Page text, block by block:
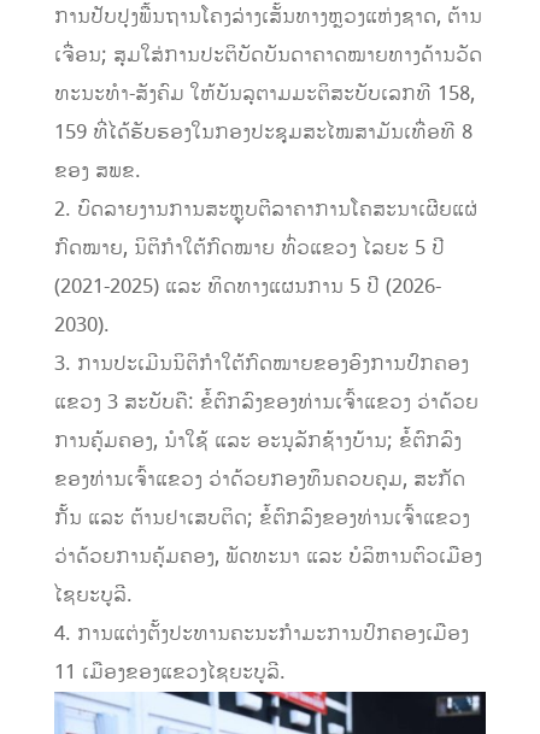
ການປັບປຸງພື້ນຖານໂຄງລ່າງເສັ້ນທາງຫຼວງແຫ່ງຊາດ, ຕ້ານ
ເຈື່ອນ; ສຸມໃສ່ການປະຕິບັດບັນດາຄາດໝາຍທາງດ້ານວັດ
ທະນະທໍາ-ສັງຄົມ ໃຫ້ບັນລຸຕາມມະຕິສະບັບເລກທີ 158,
159 ທີ່ໄດ້ຮັບຮອງໃນກອງປະຊຸມສະໄໝສາມັນເທື່ອທີ 8
ຂອງ ສພຂ.
2. ບົດລາຍງານການສະຫຼຸບຕີລາຄາການໂຄສະນາເຜີຍແຜ່
ກົດໝາຍ, ນິຕິກໍາໃຕ້ກົດໝາຍ ທົ່ວແຂວງ ໄລຍະ 5 ປີ
(2021-2025) ແລະ ທິດທາງແຜນການ 5 ປີ (2026-
2030).
3. ການປະເມີນນິຕິກໍາໃຕ້ກົດໝາຍຂອງອົງການປົກຄອງ
ແຂວງ 3 ສະບັບຄື: ຂໍ້ຕົກລົງຂອງທ່ານເຈົ້າແຂວງ ວ່າດ້ວຍ
ການຄຸ້ມຄອງ, ນໍາໃຊ້ ແລະ ອະນຸລັກຊ້າງບ້ານ; ຂໍ້ຕົກລົງ
ຂອງທ່ານເຈົ້າແຂວງ ວ່າດ້ວຍກອງທຶນຄວບຄຸມ, ສະກັດ
ກັ້ນ ແລະ ຕ້ານຢາເສບຕິດ; ຂໍ້ຕົກລົງຂອງທ່ານເຈົ້າແຂວງ
ວ່າດ້ວຍການຄຸ້ມຄອງ, ພັດທະນາ ແລະ ບໍລິຫານຕົວເມືອງ
ໄຊຍະບູລີ.
4. ການແຕ່ງຕັ້ງປະທານຄະນະກໍາມະການປົກຄອງເມືອງ
11 ເມືອງຂອງແຂວງໄຊຍະບູລີ.